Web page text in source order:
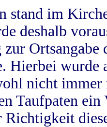
stand im
deshalb
Hierbei wurde
nicht
Taufpaten
Richtigkeit